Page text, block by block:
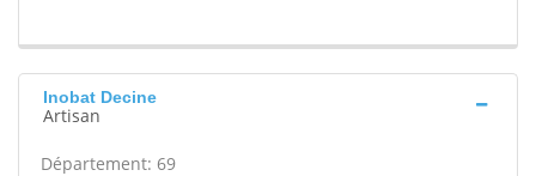
Inobat Decine
Artisan
Département: 69